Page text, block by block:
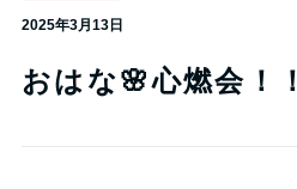
2025年3月13日
おはな🌸心燃会！！